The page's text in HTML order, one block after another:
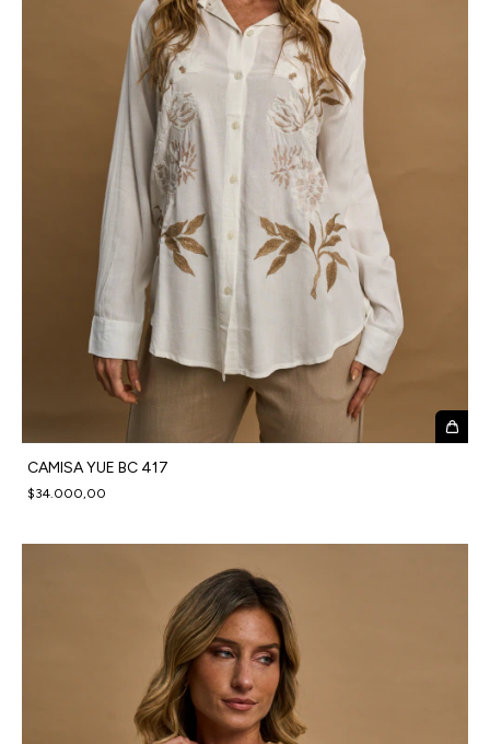
CAMISA YUE BC 417
$34.000,00